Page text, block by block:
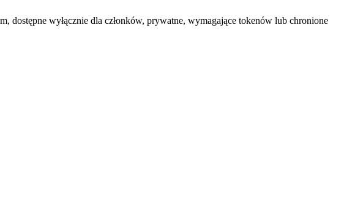
dostępne wyłącznie dla członków, prywatne, wymagające tokenów lub chronione